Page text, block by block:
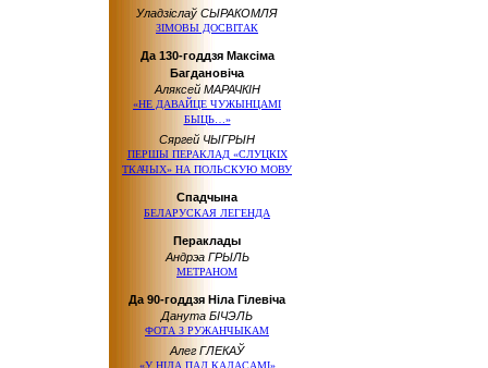
Уладзіслаў СЫРАКОМЛЯ
ЗІМОВЫ ДОСВІТАК
Да 130-годдзя Максіма
Багдановіча
Аляксей МАРАЧКІН
«НЕ ДАВАЙЦЕ ЧУЖЫНЦАМІ
БЫЦЬ…»
Сяргей ЧЫГРЫН
ПЕРШЫ ПЕРАКЛАД «СЛУЦКІХ
ТКАЧЫХ» НА ПОЛЬСКУЮ МОВУ
Спадчына
БЕЛАРУСКАЯ ЛЕГЕНДА
Пераклады
Андрэа ГРЫЛЬ
МЕТРАНОМ
Да 90-годдзя Ніла Гілевіча
Данута БІЧЭЛЬ
ФОТА З РУЖАНЧЫКАМ
Алег ГЛЕКАЎ
«У НІЛА ПАД КАЛАСАМІ»